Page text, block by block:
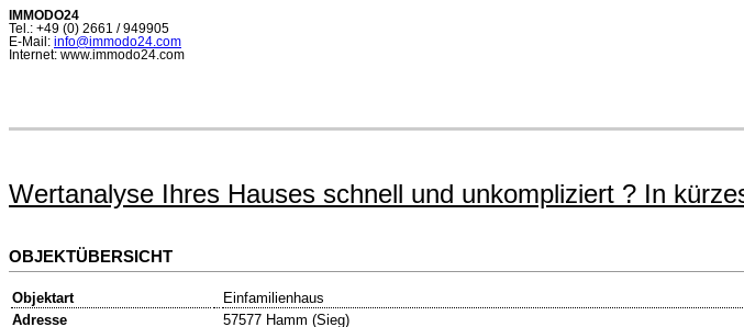
IMMODO24
Tel.: +49 (0) 2661 / 949905
E-Mail: info@immodo24.com
Internet: www.immodo24.com
Wertanalyse Ihres Hauses schnell und unkompliziert ? In
OBJEKTÜBERSICHT
Objektart
Einfamilienhaus
Adresse
57577 Hamm (Sieg)